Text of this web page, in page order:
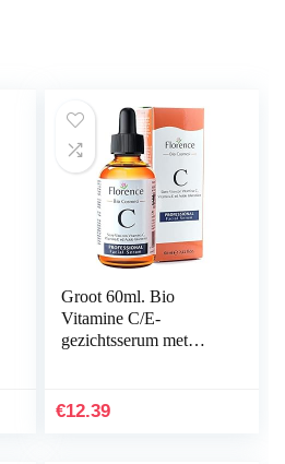
Groot 60ml. Bio
Vitamine C/E-
gezichtsserum met
Gezichtsserum met…
€12.39